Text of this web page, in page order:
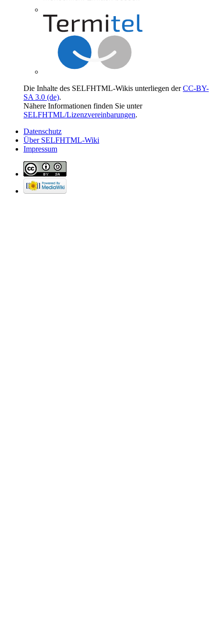
Die Inhalte des SELFHTML-Wikis unterliegen derCC-BY-
SA 3.0 (de).
Nähere Informationen finden Sie unter
SELFHTML/Lizenzvereinbarungen.
Datenschutz
Über SELFHTML-Wiki
Impressum